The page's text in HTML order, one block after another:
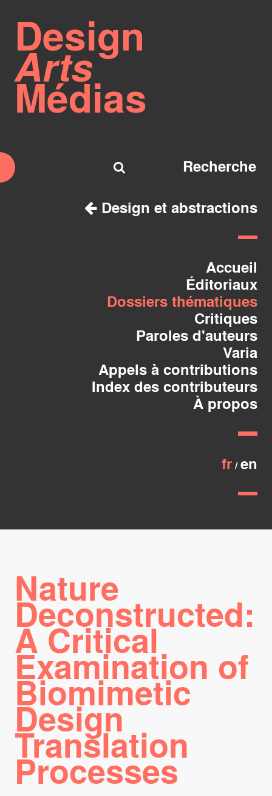
Design
Arts
Médias
Design et abstractions
Accueil
Éditoriaux
Dossiers thématiques
Critiques
Paroles d'auteurs
Varia
Appels à contributions
Index des contributeurs
À propos
fr en
Nature
Deconstructed:
A Critical
Examination of
Biomimetic
Design
Translation
Processes